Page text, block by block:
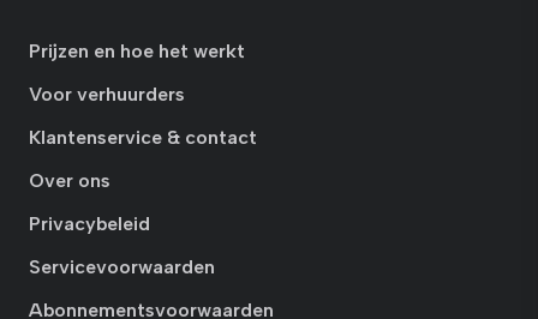
Prijzen en hoe het werkt
Voor verhuurders
Klantenservice & contact
Over ons
Privacybeleid
Servicevoorwaarden
Abonnementsvoorwaarden